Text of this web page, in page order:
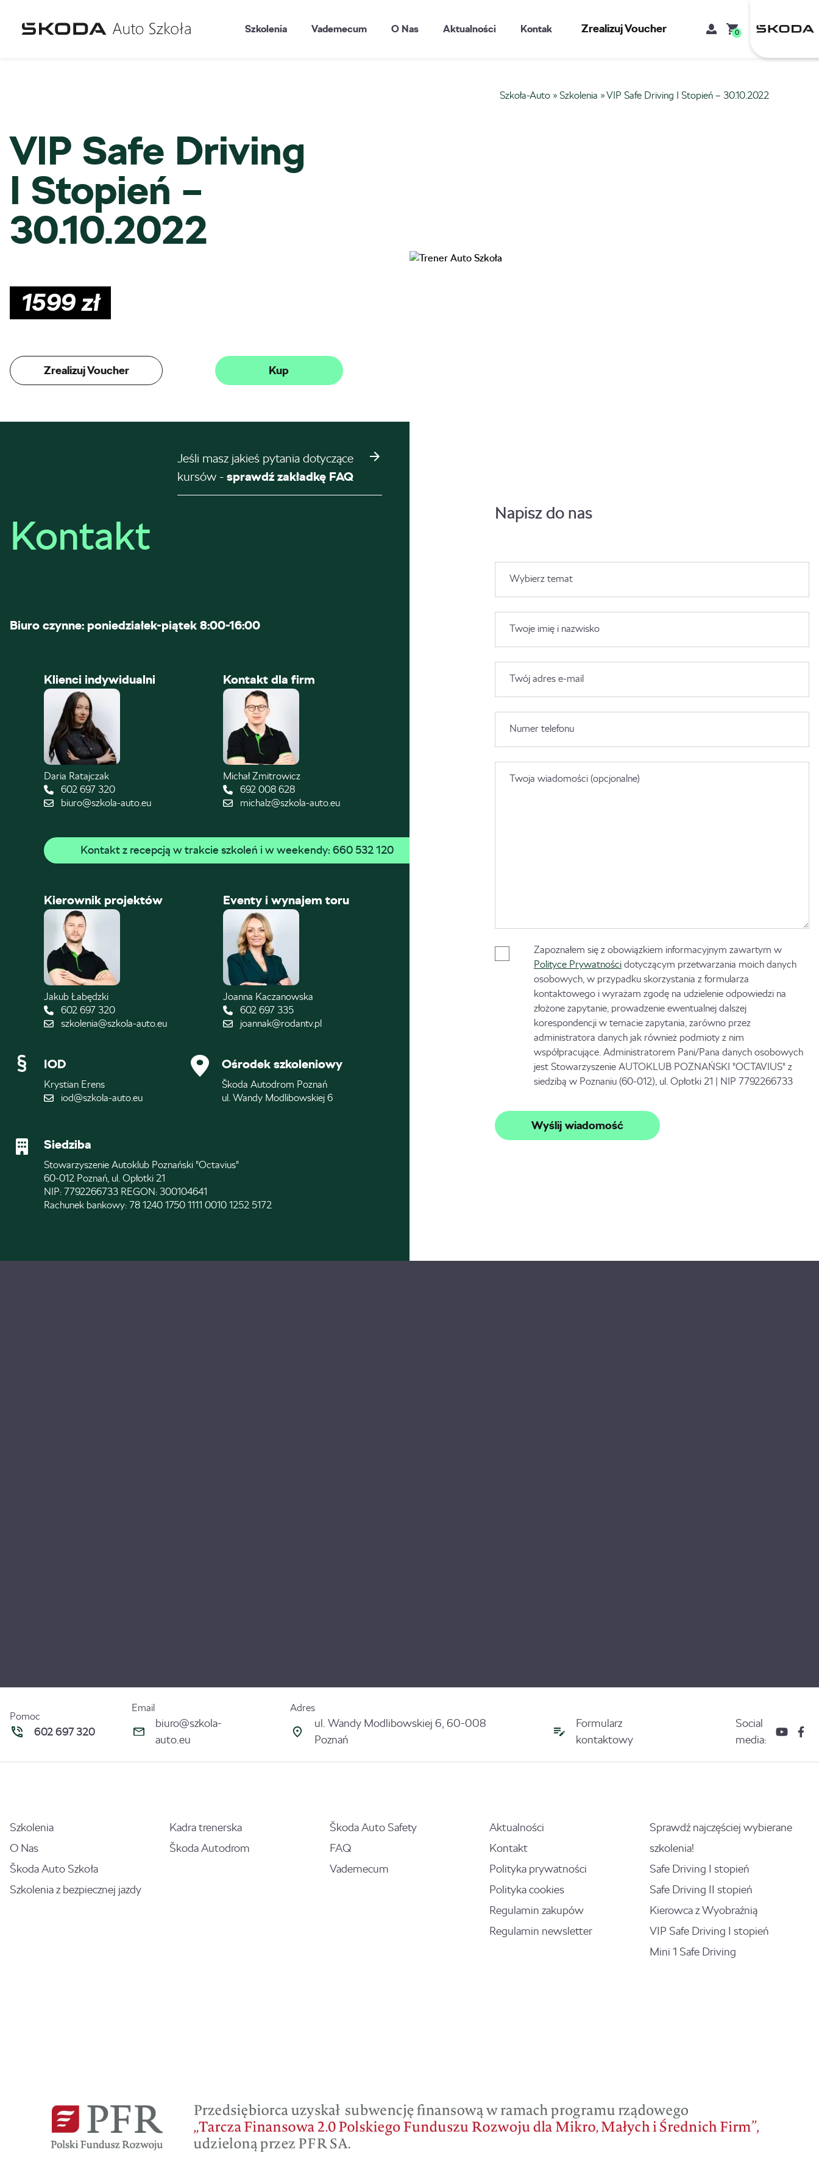
Szkolenia Vademecum O Nas Aktualności Kontakt Zrealizuj Voucher 0
Szkoła-Auto »Szkolenia »VIP Safe Driving I Stopień – 30.10.2022
VIP Safe Driving
I Stopień –
30.10.2022
1599zł
Zrealizuj Voucher Kup
Jeśli masz jakieś pytania dotyczące
kursów - sprawdź zakładkę FAQ
Kontakt
Biuro czynne: poniedziałek-piątek 8:00-16:00
Klienci indywidualni
Daria Ratajczak
602 697 320
biuro@szkola-auto.eu
Kontakt dla firm
Michał Zmitrowicz
692 008 628
michalz@szkola-auto.eu
Kontakt z recepcją w trakcie szkoleń i w weekendy: 660 532 120
Kierownik projektów
Jakub Łabędzki
602 697 320
szkolenia@szkola-auto.eu
Eventy i wynajem toru
Joanna Kaczanowska
602 697 335
joannak@rodantv.pl
IOD
Krystian Erens
iod@szkola-auto.eu
Ośrodek szkoleniowy
Škoda Autodrom Poznań
ul. Wandy Modlibowskiej 6
Siedziba
Stowarzyszenie Autoklub Poznański "Octavius"
60-012 Poznań, ul. Opłotki 21
NIP: 7792266733 REGON: 300104641
Rachunek bankowy: 78 1240 1750 1111 0010 1252 5172
Napisz do nas
Wybierz temat
Twoje imię i nazwisko
Twój adres e-mail
Numer telefonu
Twoja wiadomości (opcjonalne)
Zapoznałem się z obowiązkiem informacyjnym zawartym w
Polityce Prywatnościdotyczącym przetwarzania moich danych
osobowych, w przypadku skorzystania z formularza
kontaktowego i wyrażam zgodę na udzielenie odpowiedzi na
złożone zapytanie, prowadzenie ewentualnej dalszej
korespondencji w temacie zapytania, zarówno przez
administratora danych jak również podmioty z nim
współpracujące. Administratorem Pani/Pana danych osobowych
jest Stowarzyszenie AUTOKLUB POZNAŃSKI "OCTAVIUS" z
siedzibą w Poznaniu (60-012), ul. Opłotki 21 | NIP 7792266733
Pomoc
602 697 320
Email
biuro@szkola-
auto.eu
Adres
ul. Wandy Modlibowskiej 6, 60-008
Poznań
Formularz
kontaktowy
Social
media:
Szkolenia
O Nas
Škoda Auto Szkoła
Szkolenia z bezpiecznej jazdy
Kadra trenerska
Škoda Autodrom
Škoda Auto Safety
FAQ
Vademecum
Aktualności
Kontakt
Polityka prywatności
Polityka cookies
Regulamin zakupów
Regulamin newsletter
Sprawdź najczęściej wybierane
szkolenia!
Safe Driving I stopień
Safe Driving II stopień
Kierowca z Wyobraźnią
VIP Safe Driving I stopień
Mini 1 Safe Driving